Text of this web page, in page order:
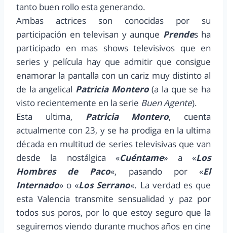
tanto buen rollo esta generando.
Ambas actrices son conocidas por su
participación en televisan y aunque Prendes ha
participado en mas shows televisivos que en
series y película hay que admitir que consigue
enamorar la pantalla con un cariz muy distinto al
de la angelical Patricia Montero(a la que se ha
visto recientemente en la serie Buen Agente).
Esta ultima, Patricia Montero, cuenta
actualmente con 23, y se ha prodiga en la ultima
década en multitud de series televisivas que van
desde la nostálgica «Cuéntame» a «Los
Hombres de Paco«, pasando por «El
Internado» o «Los Serrano«. La verdad es que
esta Valencia transmite sensualidad y paz por
todos sus poros, por lo que estoy seguro que la
seguiremos viendo durante muchos años en cine